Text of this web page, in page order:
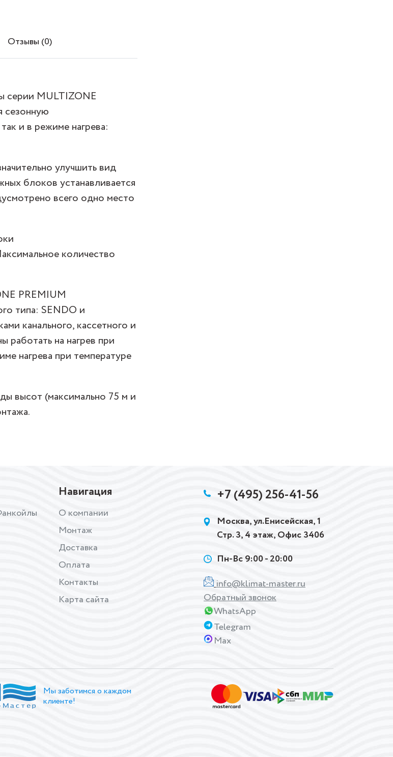
Отзывы (0)
серии MULTIZONE
сезонную
и в режиме нагрева:
улучшить вид
блоков устанавливается
всего одно место
количество
PREMIUM
типа: SENDO и
канального, кассетного и
работать на нагрев при
нагрева при температуре
высот (максимально 75 м и
Навигация
О компании
Монтаж
Доставка
Оплата
Контакты
Карта сайта
+7 (495) 256-41-56
Москва, ул.Енисейская, 1
Стр. 3, 4 этаж, Офис 3406
Пн-Вс 9:00 - 20:00
info@klimat-master.ru
Обратный звонок
WhatsApp
Telegram
Max
Мы заботимся о каждом
клиенте!